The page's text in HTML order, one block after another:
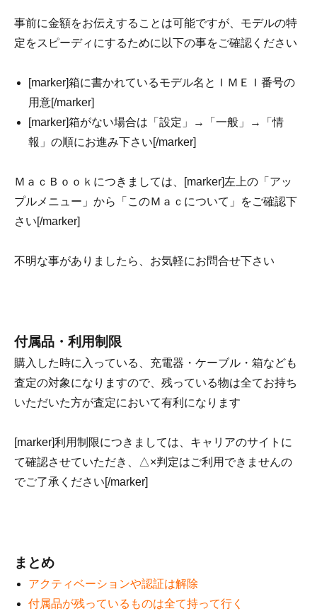
事前に金額をお伝えすることは可能ですが、モデルの特
定をスピーディにするために以下の事をご確認ください
[marker]箱に書かれているモデル名とＩＭＥＩ番号の
用意[/marker]
[marker]箱がない場合は「設定」→「一般」→「情
報」の順にお進み下さい[/marker]
ＭａｃＢｏｏｋにつきましては、[marker]左上の「アッ
プルメニュー」から「このＭａｃについて」をご確認下
さい[/marker]
不明な事がありましたら、お気軽にお問合せ下さい
付属品・利用制限
購入した時に入っている、充電器・ケーブル・箱なども
査定の対象になりますので、残っている物は全てお持ち
いただいた方が査定において有利になります
[marker]利用制限につきましては、キャリアのサイトに
て確認させていただき、△×判定はご利用できませんの
でご了承ください[/marker]
まとめ
アクティベーションや認証は解除
付属品が残っているものは全て持って行く